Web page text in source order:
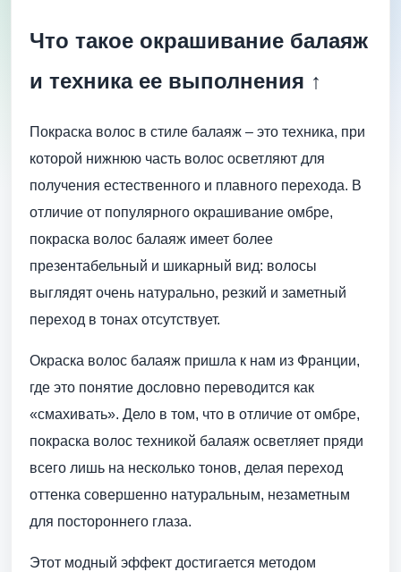
Что такое окрашивание балаяж
и техника ее выполнения ↑
Покраска волос в стиле балаяж – это техника, при
которой нижнюю часть волос осветляют для
получения естественного и плавного перехода. В
отличие от популярного окрашивание омбре,
покраска волос балаяж имеет более
презентабельный и шикарный вид: волосы
выглядят очень натурально, резкий и заметный
переход в тонах отсутствует.
Окраска волос балаяж пришла к нам из Франции,
где это понятие дословно переводится как
«смахивать». Дело в том, что в отличие от омбре,
покраска волос техникой балаяж осветляет пряди
всего лишь на несколько тонов, делая переход
оттенка совершенно натуральным, незаметным
для постороннего глаза.
Этот модный эффект достигается методом